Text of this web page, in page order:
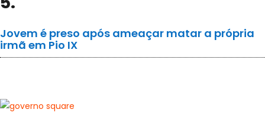
Jovem é preso após ameaçar matar a própria
irmã em Pio IX